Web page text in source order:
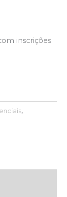
inscrições
,